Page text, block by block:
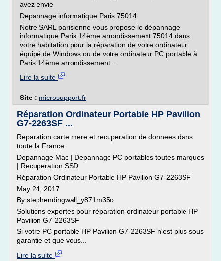
avez envie
Depannage informatique Paris 75014
Notre SARL parisienne vous propose le dépannage
informatique Paris 14ème arrondissement 75014 dans
votre habitation pour la réparation de votre ordinateur
équipé de Windows ou de votre ordinateur PC portable à
Paris 14ème arrondissement...
Lire la suite
Site : microsupport.fr
Réparation Ordinateur Portable HP Pavilion
G7-2263SF ...
Reparation carte mere et recuperation de donnees dans
toute la France
Depannage Mac | Depannage PC portables toutes marques
| Recuperation SSD
Réparation Ordinateur Portable HP Pavilion G7-2263SF
May 24, 2017
By stephendingwall_y871m35o
Solutions expertes pour réparation ordinateur portable HP
Pavilion G7-2263SF
Si votre PC portable HP Pavilion G7-2263SF n'est plus sous
garantie et que vous...
Lire la suite